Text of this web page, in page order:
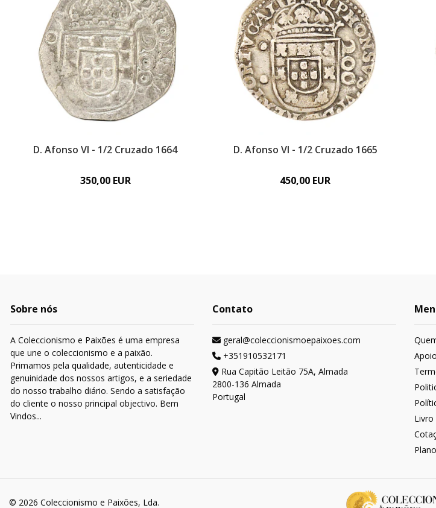
D. Afonso VI - 1/2 Cruzado 1664
350,00 EUR
D. Afonso VI - 1/2 Cruzado 1665
450,00 EUR
Sobre nós
A Coleccionismo e Paixões é uma empresa
que une o coleccionismo e a paixão.
Primamos pela qualidade, autenticidade e
genuinidade dos nossos artigos, e a seriedade
do nosso trabalho diário. Sendo a satisfação
do cliente o nosso principal objectivo. Bem
Vindos...
Contato
geral@coleccionismoepaixoes.com
+351910532171
Rua Capitão Leitão 75A, Almada
2800-136 Almada
Portugal
Livro
© 2026 Coleccionismo e Paixões, Lda.